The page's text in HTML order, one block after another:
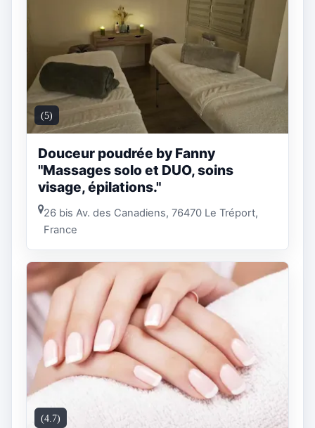
(5)
Douceur poudrée by Fanny
"Massages solo et DUO, soins
visage, épilations."
26 bis Av. des Canadiens, 76470 Le Tréport,
France
(4.7)